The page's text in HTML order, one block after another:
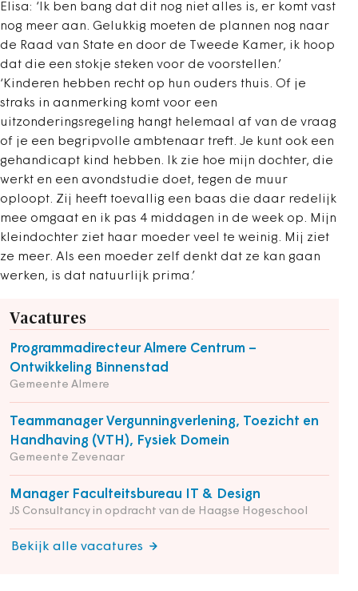
Elisa: ‘Ik ben bang dat dit nog niet alles is, er komt vast
nog meer aan. Gelukkig moeten de plannen nog naar
de Raad van State en door de Tweede Kamer, ik hoop
dat die een stokje steken voor de voorstellen.’
‘Kinderen hebben recht op hun ouders thuis. Of je
straks in aanmerking komt voor een
uitzonderingsregeling hangt helemaal af van de vraag
of je een begripvolle ambtenaar treft. Je kunt ook een
gehandicapt kind hebben. Ik zie hoe mijn dochter, die
werkt en een avondstudie doet, tegen de muur
oploopt. Zij heeft toevallig een baas die daar redelijk
mee omgaat en ik pas 4 middagen in de week op. Mijn
kleindochter ziet haar moeder veel te weinig. Mij ziet
ze meer. Als een moeder zelf denkt dat ze kan gaan
werken, is dat natuurlijk prima.’
Vacatures
Programmadirecteur Almere Centrum –
Ontwikkeling Binnenstad
Gemeente Almere
Teammanager Vergunningverlening, Toezicht en
Handhaving (VTH), Fysiek Domein
Gemeente Zevenaar
Manager Faculteitsbureau IT & Design
JS Consultancy in opdracht van de Haagse Hogeschool
Bekijk alle vacatures